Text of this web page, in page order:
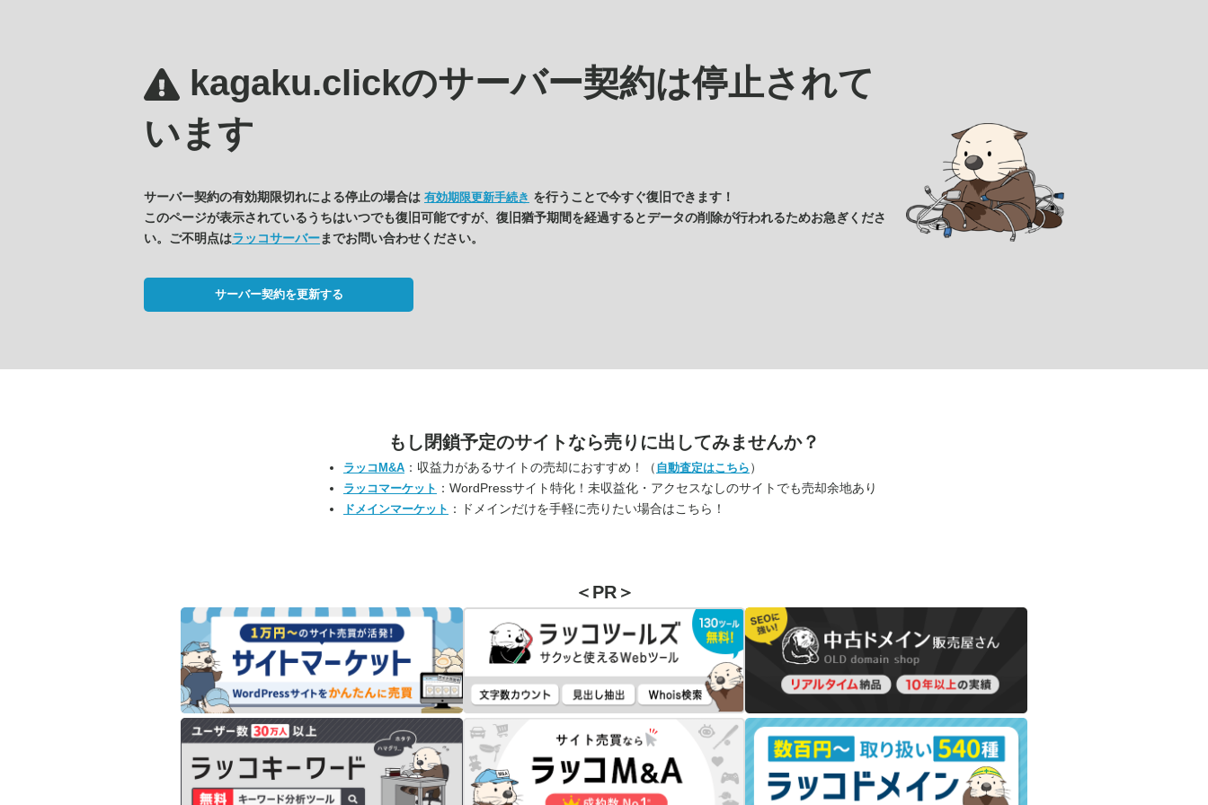
kagaku.clickのサーバー契約は停止されて
います
サーバー契約の有効期限切れによる停止の場合は 有効期限更新手続き を行うことで今すぐ復旧できます！
このページが表示されているうちはいつでも復旧可能ですが、復旧猶予期間を経過するとデータの削除が行われるためお急ぎくださ
い。ご不明点はラッコサーバーまでお問い合わせください。
サーバー契約を更新する
もし閉鎖予定のサイトなら売りに出してみませんか？
ラッコM&A ：収益力があるサイトの売却におすすめ！（ 自動査定はこちら ）
ラッコマーケット ：WordPressサイト特化！未収益化・アクセスなしのサイトでも売却余地あり
ドメインマーケット ：ドメインだけを手軽に売りたい場合はこちら！
＜PR＞